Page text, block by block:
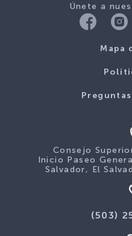
Únete a
Mapa
Consejo
Inicio Paseo
Salvador, El
(503)